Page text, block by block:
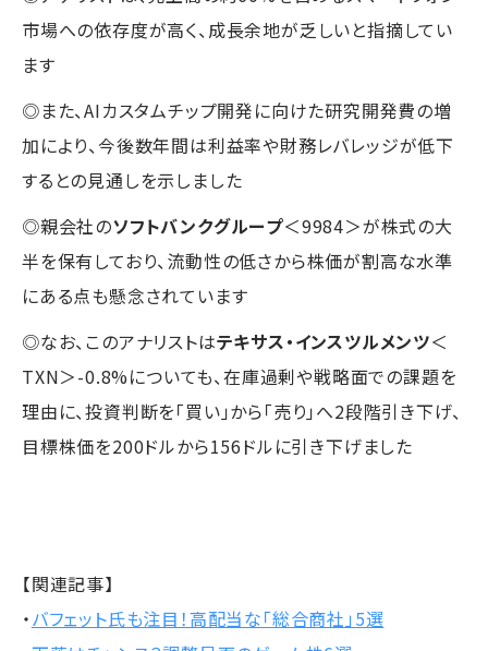
市場への依存度が高く、成長余地が乏しいと指摘してい
ます
◎また、AIカスタムチップ開発に向けた研究開発費の増
加により、今後数年間は利益率や財務レバレッジが低下
するとの見通しを示しました
◎親会社のソフトバンクグループ＜9984＞が株式の大
半を保有しており、流動性の低さから株価が割高な水準
にある点も懸念されています
◎なお、このアナリストはテキサス・インスツルメンツ＜
TXN＞-0.8%についても、在庫過剰や戦略面での課題を
理由に、投資判断を「買い」から「売り」へ2段階引き下げ、
目標株価を200ドルから156ドルに引き下げました
【関連記事】
・バフェット氏も注目！高配当な「総合商社」5選